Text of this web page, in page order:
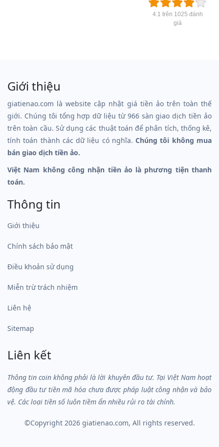
4.1 trên 1025 đánh
giá
Giới thiệu
giatienao.com là website cập nhật giá tiền ảo trên toàn thế
giới. Chúng tôi tổng hợp dữ liệu từ 966 sàn giao dịch tiền ảo
trên toàn cầu. Sử dụng các thuật toán để phân tích, thống kê,
tính toán thành các dữ liệu có nghĩa.Chúng tôi không mua
bán giao dịch tiền ảo.
Việt Nam không công nhận tiền ảo là phương tiện thanh
toán.
Thông tin
Giới thiệu
Chính sách bảo mật
Điều khoản sử dụng
Miễn trừ trách nhiệm
Liên hệ
Sitemap
Liên kết
Thông tin coin không phải là lời khuyên đầu tư. Tại Việt Nam hoạt
động đầu tư tiền mã hóa chưa được pháp luật công nhận và bảo
vệ. Các loại tiền số luôn tiềm ẩn nhiều rủi ro tài chính.
©Copyright 2026 giatienao.com, All rights reserved.